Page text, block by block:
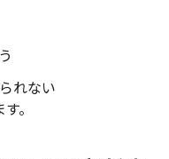
れない
。